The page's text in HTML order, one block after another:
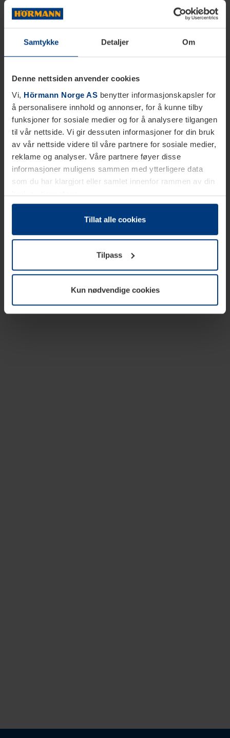
Samtykke Detaljer Om
Denne nettsiden anvender cookies
Vi, Hörmann Norge AS benytter informasjonskapsler for
å personalisere innhold og annonser, for å kunne tilby
funksjoner for sosiale medier og for å analysere tilgangen
til vår nettside. Vi gir dessuten informasjoner for din bruk
av vår nettside videre til våre partnere for sosiale medier,
reklame og analyser. Våre partnere føyer disse
informasjoner muligens sammen med ytterligere data
som du har klargjort eller samlet innenfor rammen av din
bruk av tjenestene.
Etter loven kan vi lagre informasjonskapsler på din
datamaskin, hvis disse er absolutt nødvendig for drift av
trenger vi din tillatelse. Du kan når som helst endre eller
tilbakekalle ditt samtykke i forklaringen av
informasjonskapselen på sidenPersonvernerklæringpå
Tillat alle cookies
Tilpass
Kun nødvendige cookies